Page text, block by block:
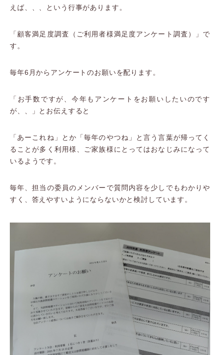
えば、、、という行事があります。
「顧客満足度調査（ご利用者様満足度アンケート調査）」で
す。
毎年6月からアンケートのお願いを配ります。
「お手数ですが、今年もアンケートをお願いしたいのです
が、、」とお伝えすると
「あーこれね」とか「毎年のやつね」と言う言葉が帰ってく
ることが多く利用様、ご家族様にとってはおなじみになって
いるようです。
毎年、担当の委員のメンバーで質問内容を少しでもわかりや
すく、答えやすいようにならないかと検討しています。